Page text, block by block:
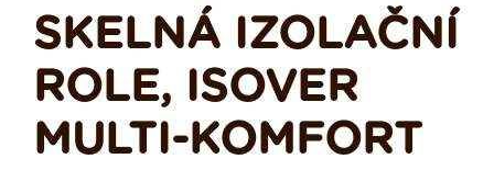
SKELNÁ IZOLAČNÍ
ROLE, ISOVER
MULTI-KOMFORT